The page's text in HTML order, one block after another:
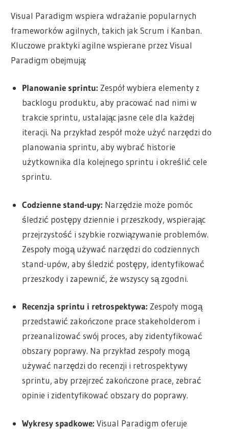
Visual Paradigm wspiera wdrażanie popularnych
frameworków agilnych, takich jak Scrum i Kanban.
Kluczowe praktyki agilne wspierane przez Visual
Paradigm obejmują:
Planowanie sprintu: Zespół wybiera elementy z
backlogu produktu, aby pracować nad nimi w
trakcie sprintu, ustalając jasne cele dla każdej
iteracji. Na przykład zespół może użyć narzędzi do
planowania sprintu, aby wybrać historie
użytkownika dla kolejnego sprintu i określić cele
sprintu.
Codzienne stand-upy: Narzędzie może pomóc
śledzić postępy dziennie i przeszkody, wspierając
przejrzystość i szybkie rozwiązywanie problemów.
Zespoły mogą używać narzędzi do codziennych
stand-upów, aby śledzić postępy, identyfikować
przeszkody i zapewnić, że wszyscy są zgodni.
Recenzja sprintu i retrospektywa: Zespoły mogą
przedstawić zakończone prace stakeholderom i
przeanalizować swój proces, aby zidentyfikować
obszary poprawy. Na przykład zespoły mogą
używać narzędzi do recenzji i retrospektywy
sprintu, aby przejrzeć zakończone prace, zebrać
opinie i zidentyfikować obszary do poprawy.
Wykresy spadkowe: Visual Paradigm oferuje